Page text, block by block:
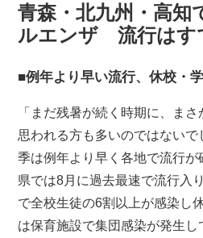
青森・北九州・高知
ルエンザ 流行はす
■例年より早い流行、休校・
「まだ残暑が続く時期に、ま
思われる方も多いのではない
季は例年より早く各地で流行
県では8月に過去最速で流行入
で全校生徒の6割以上が感染し
は保育施設で集団感染が発生